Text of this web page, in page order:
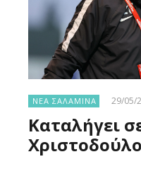
ΝΕΑ ΣΑΛΑΜΙΝΑ 29/05/
Καταλήγει